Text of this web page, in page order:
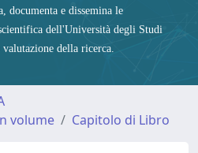
documenta e dissemina le
dell'Università degli Studi
della ricerca.
volume
Capitolo di Libro